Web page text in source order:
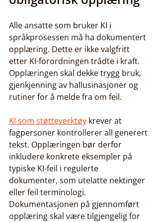
Alle ansatte som bruker KI i
språkprosessen må ha dokumentert
opplæring. Dette er ikke valgfritt
etter KI-forordningen trådte i kraft.
Opplæringen skal dekke trygg bruk,
gjenkjenning av hallusinasjoner og
rutiner for å melde fra om feil.
KI som støtteverktøy krever at
fagpersoner kontrollerer all generert
tekst. Opplæringen bør derfor
inkludere konkrete eksempler på
typiske KI-feil i regulerte
dokumenter, som utelatte nektinger
eller feil terminologi.
Dokumentasjonen på gjennomført
opplæring skal være tilgjengelig for